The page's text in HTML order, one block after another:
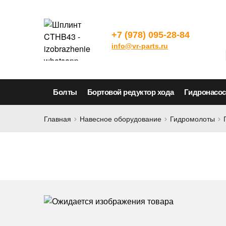
+7 (978) 095-28-84
info@vr-parts.ru
Болты Бортовой редуктор хода
Главная Навесное оборудование Гидромолоты